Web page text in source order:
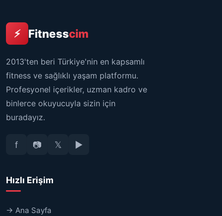
⚡ Fitnesscim
2013'ten beri Türkiye'nin en kapsamlı
fitness ve sağlıklı yaşam platformu.
Profesyonel içerikler, uzman kadro ve
binlerce okuyucuyla sizin için
buradayız.
f 📷 𝕏 ▶
Hızlı Erişim
→ Ana Sayfa